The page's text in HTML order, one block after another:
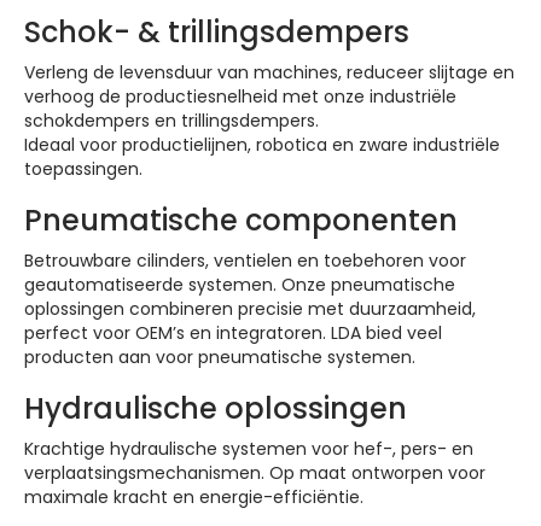
Schok- & trillingsdempers
Verleng de levensduur van machines, reduceer slijtage en
verhoog de productiesnelheid met onze industriële
schokdempers en trillingsdempers.
Ideaal voor productielijnen, robotica en zware industriële
toepassingen.
Pneumatische componenten
Betrouwbare cilinders, ventielen en toebehoren voor
geautomatiseerde systemen. Onze pneumatische
oplossingen combineren precisie met duurzaamheid,
perfect voor OEM’s en integratoren. LDA bied veel
producten aan voor pneumatische systemen.
Hydraulische oplossingen
Krachtige hydraulische systemen voor hef-, pers- en
verplaatsingsmechanismen. Op maat ontworpen voor
maximale kracht en energie-efficiëntie.